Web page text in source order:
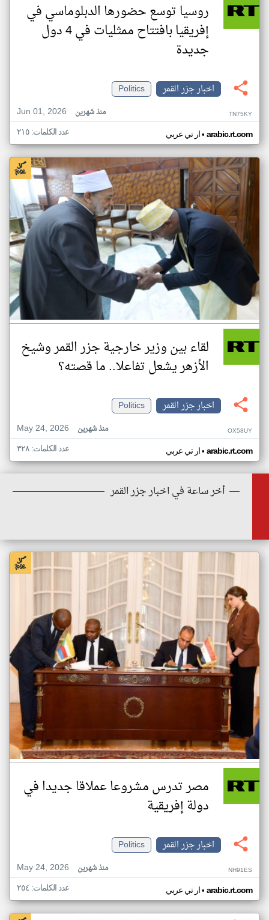
روسيا توسع حضورها الدبلوماسي في
إفريقيا بافتتاح ممثليات في 4 دول
جديدة
اخبار جزر القمر
Politics
Jun 01, 2026
منذ شهرين TN75KY
ار تي عربي• arabic.rt.com عدد الكلمات: ٢١٥
لقاء بين وزير خارجية جزر القمر وشيخ
الأزهر يشعل تفاعلا.. ما قصته؟
اخبار جزر القمر
Politics
May 24, 2026
منذ شهرين OX58UY
ار تي عربي• arabic.rt.com عدد الكلمات: ٣٢٨
أخر ساعة في اخبار جزر القمر
مصر تدرس مشروعا عملاقا جديدا في
دولة إفريقية
اخبار جزر القمر
Politics
May 24, 2026
منذ شهرين NH91ES
ار تي عربي• arabic.rt.com عدد الكلمات: ٢٥٤